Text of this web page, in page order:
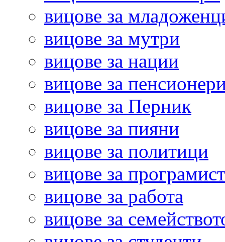
вицове за
вицове за мутри
вицове за нации
вицове за
вицове за Перник
вицове за пияни
вицове за политици
вицове за
вицове за работа
вицове за